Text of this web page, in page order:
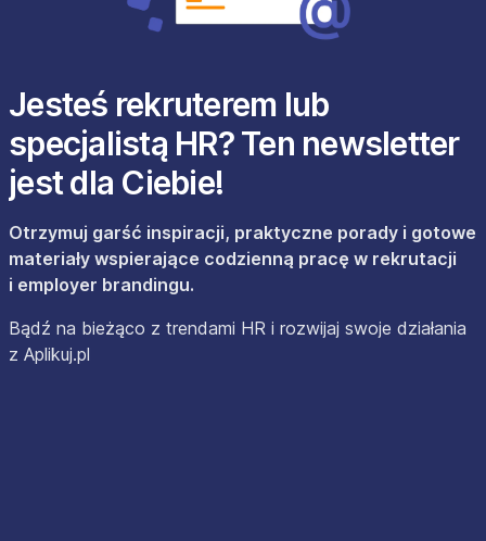
Jesteś rekruterem lub
specjalistą HR? Ten newsletter
jest dla Ciebie!
Otrzymuj garść inspiracji, praktyczne porady i gotowe
materiały wspierające codzienną pracę w rekrutacji
i employer brandingu.
Bądź na bieżąco z trendami HR i rozwijaj swoje działania
z Aplikuj.pl